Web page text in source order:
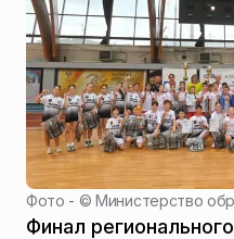
Фото - ©Министерство
Финал